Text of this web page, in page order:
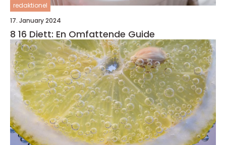
redaktionel
17. January 2024
8 16 Diett: En Omfattende Guide